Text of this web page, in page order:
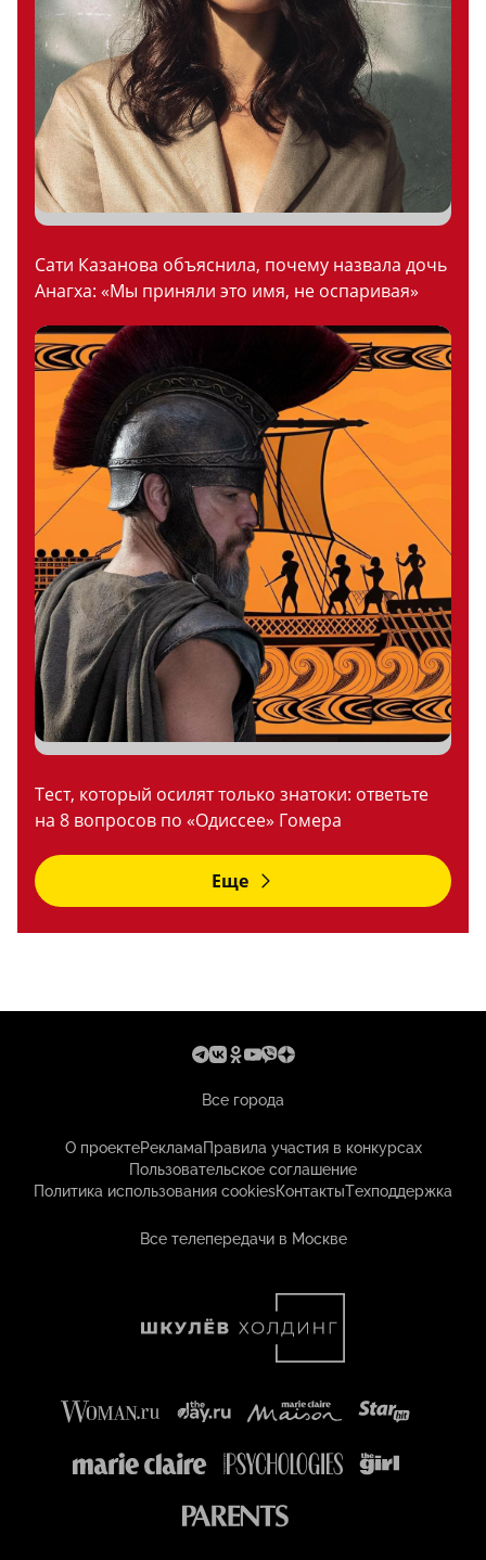
Сати Казанова объяснила, почему назвала дочь
Анагха: «Мы приняли это имя, не оспаривая»
Тест, который осилят только знатоки: ответьте
на 8 вопросов по «Одиссее» Гомера
Еще
Все города
О проектеРекламаПравила участия в конкурсах
Пользовательское соглашение
Политика использования cookiesКонтактыТехподдержка
Все телепередачи в Москве